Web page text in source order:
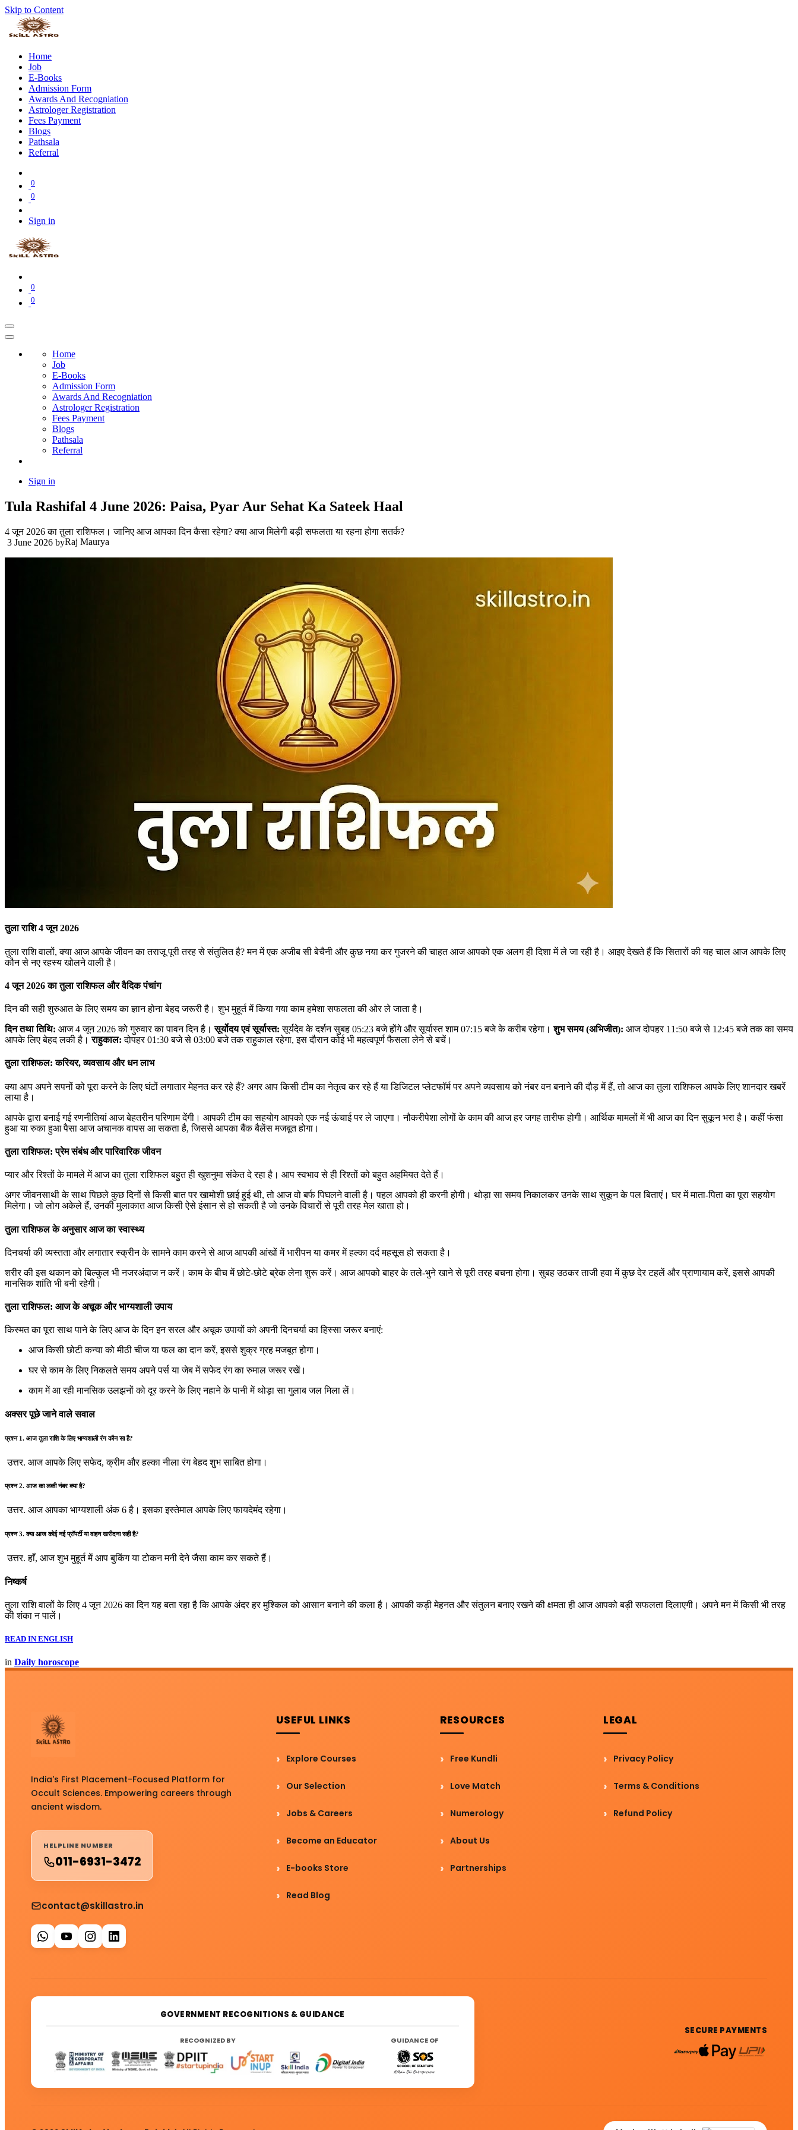
Skip to Content
Home
Job
E-Books
Admission Form
Awards And Recogniation
Astrologer Registration
Fees Payment
Blogs
Pathsala
Referral
0
0
Sign in
0
0
Home
Job
E-Books
Admission Form
Awards And Recogniation
Astrologer Registration
Fees Payment
Blogs
Pathsala
Referral
Sign in
Tula Rashifal 4 June 2026: Paisa, Pyar Aur Sehat Ka Sateek Haal
4 जून 2026 का तुला राशिफल। जानिए आज आपका दिन कैसा रहेगा? क्या आज मिलेगी बड़ी सफलता या रहना होगा सतर्क?
3 June 2026 byRaj Maurya
तुला राशि 4 जून 2026
तुला राशि वालों, क्या आज आपके जीवन का तराजू पूरी तरह से संतुलित है? मन में एक अजीब सी बेचैनी और कुछ नया कर गुजरने की चाहत आज आपको एक अलग ही दिशा में ले जा रही है। आइए देखते हैं कि सितारों की यह चाल आज आपके लिए
कौन से नए रहस्य खोलने वाली है।
4 जून 2026 का तुला राशिफल और वैदिक पंचांग
दिन की सही शुरुआत के लिए समय का ज्ञान होना बेहद जरूरी है। शुभ मुहूर्त में किया गया काम हमेशा सफलता की ओर ले जाता है।
दिन तथा तिथि: आज 4 जून 2026 को गुरुवार का पावन दिन है।सूर्योदय एवं सूर्यास्त: सूर्यदेव के दर्शन सुबह 05:23 बजे होंगे और सूर्यास्त शाम 07:15 बजे के करीब रहेगा।शुभ समय (अभिजीत): आज दोपहर 11:50 बजे से 12:45 बजे तक का समय
आपके लिए बेहद लकी है।राहुकाल: दोपहर 01:30 बजे से 03:00 बजे तक राहुकाल रहेगा, इस दौरान कोई भी महत्वपूर्ण फैसला लेने से बचें।
तुला राशिफल: करियर, व्यवसाय और धन लाभ
क्या आप अपने सपनों को पूरा करने के लिए घंटों लगातार मेहनत कर रहे हैं? अगर आप किसी टीम का नेतृत्व कर रहे हैं या डिजिटल प्लेटफॉर्म पर अपने व्यवसाय को नंबर वन बनाने की दौड़ में हैं, तो आज का तुला राशिफल आपके लिए शानदार खबरें
लाया है।
आपके द्वारा बनाई गई रणनीतियां आज बेहतरीन परिणाम देंगी। आपकी टीम का सहयोग आपको एक नई ऊंचाई पर ले जाएगा। नौकरीपेशा लोगों के काम की आज हर जगह तारीफ होगी। आर्थिक मामलों में भी आज का दिन सुकून भरा है। कहीं फंसा
हुआ या रुका हुआ पैसा आज अचानक वापस आ सकता है, जिससे आपका बैंक बैलेंस मजबूत होगा।
तुला राशिफल: प्रेम संबंध और पारिवारिक जीवन
प्यार और रिश्तों के मामले में आज का तुला राशिफल बहुत ही खुशनुमा संकेत दे रहा है। आप स्वभाव से ही रिश्तों को बहुत अहमियत देते हैं।
अगर जीवनसाथी के साथ पिछले कुछ दिनों से किसी बात पर खामोशी छाई हुई थी, तो आज वो बर्फ पिघलने वाली है। पहल आपको ही करनी होगी। थोड़ा सा समय निकालकर उनके साथ सुकून के पल बिताएं। घर में माता-पिता का पूरा सहयोग
मिलेगा। जो लोग अकेले हैं, उनकी मुलाकात आज किसी ऐसे इंसान से हो सकती है जो उनके विचारों से पूरी तरह मेल खाता हो।
तुला राशिफल के अनुसार आज का स्वास्थ्य
दिनचर्या की व्यस्तता और लगातार स्क्रीन के सामने काम करने से आज आपकी आंखों में भारीपन या कमर में हल्का दर्द महसूस हो सकता है।
शरीर की इस थकान को बिल्कुल भी नजरअंदाज न करें। काम के बीच में छोटे-छोटे ब्रेक लेना शुरू करें। आज आपको बाहर के तले-भुने खाने से पूरी तरह बचना होगा। सुबह उठकर ताजी हवा में कुछ देर टहलें और प्राणायाम करें, इससे आपकी
मानसिक शांति भी बनी रहेगी।
तुला राशिफल: आज के अचूक और भाग्यशाली उपाय
किस्मत का पूरा साथ पाने के लिए आज के दिन इन सरल और अचूक उपायों को अपनी दिनचर्या का हिस्सा जरूर बनाएं:
आज किसी छोटी कन्या को मीठी चीज या फल का दान करें, इससे शुक्र ग्रह मजबूत होगा।
घर से काम के लिए निकलते समय अपने पर्स या जेब में सफेद रंग का रुमाल जरूर रखें।
काम में आ रही मानसिक उलझनों को दूर करने के लिए नहाने के पानी में थोड़ा सा गुलाब जल मिला लें।
अक्सर पूछे जाने वाले सवाल
प्रश्न 1. आज तुला राशि के लिए भाग्यशाली रंग कौन सा है?
उत्तर. आज आपके लिए सफेद, क्रीम और हल्का नीला रंग बेहद शुभ साबित होगा।
प्रश्न 2. आज का लकी नंबर क्या है?
उत्तर. आज आपका भाग्यशाली अंक 6 है। इसका इस्तेमाल आपके लिए फायदेमंद रहेगा।
प्रश्न 3. क्या आज कोई नई प्रॉपर्टी या वाहन खरीदना सही है?
उत्तर. हाँ, आज शुभ मुहूर्त में आप बुकिंग या टोकन मनी देने जैसा काम कर सकते हैं।
निष्कर्ष
तुला राशि वालों के लिए 4 जून 2026 का दिन यह बता रहा है कि आपके अंदर हर मुश्किल को आसान बनाने की कला है। आपकी कड़ी मेहनत और संतुलन बनाए रखने की क्षमता ही आज आपको बड़ी सफलता दिलाएगी। अपने मन में किसी भी तरह
की शंका न पालें।
READ IN ENGLISH
in Daily horoscope
India's First Placement-Focused Platform for
Occult Sciences. Empowering careers through
ancient wisdom.
HELPLINE NUMBER
011-6931-3472
contact@skillastro.in
USEFUL LINKS
Explore Courses
Our Selection
Jobs & Careers
Become an Educator
E-books Store
Read Blog
RESOURCES
Free Kundli
Love Match
Numerology
About Us
Partnerships
LEGAL
Privacy Policy
Terms & Conditions
Refund Policy
GOVERNMENT RECOGNITIONS & GUIDANCE
RECOGNIZED BY GUIDANCE OF
SECURE PAYMENTS